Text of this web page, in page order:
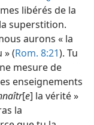
libérés de la
superstition.
aurons « la
» (Rom. 8:21). Tu
mesure de
enseignements
[e] la vérité »
la